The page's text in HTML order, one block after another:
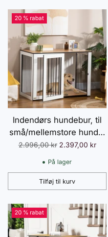
20 % rabat
Indendørs hundebur, til
små/mellemstore hunde,
med aflåselige døre,
spånplade,
valnød+hvid | Aoso
Normalpris
2.996,00 kr 2.397,00 kr
På lager
Tilføj til kurv
Antal
20 % rabat